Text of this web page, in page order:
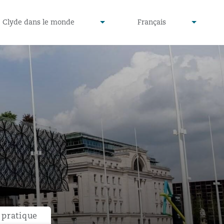
Clyde dans le monde
▾
undefined
Français
▾
pratique